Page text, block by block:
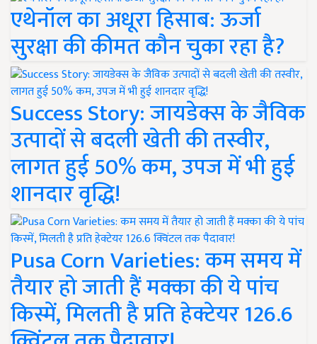
एथेनॉल का अधूरा हिसाब: ऊर्जा
सुरक्षा की कीमत कौन चुका रहा है?
Success Story: जायडेक्स के जैविक
उत्पादों से बदली खेती की तस्वीर,
लागत हुई 50% कम, उपज में भी हुई
शानदार वृद्धि!
Pusa Corn Varieties: कम समय में
तैयार हो जाती हैं मक्का की ये पांच
किस्में, मिलती है प्रति हेक्टेयर 126.6